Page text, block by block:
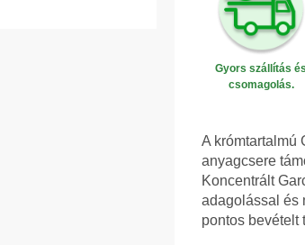
Gyors szállítás és
csomagolás.
A krómtartalmú
anyagcsere
Koncentrált
adagolással és
pontos bevételt